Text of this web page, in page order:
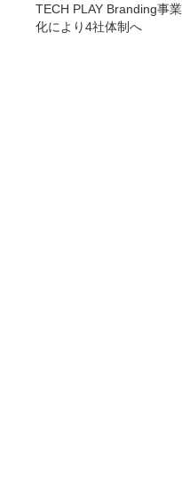
TECH PLAY Branding事
化により4社体制へ